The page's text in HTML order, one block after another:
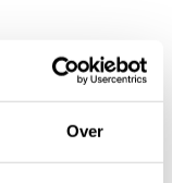
Over